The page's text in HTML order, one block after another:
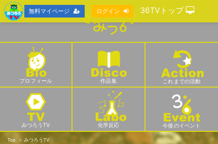
プロフィール 作品集 これまでの活動
みつろうTV 化学反応 今後のイベント
Top みつろうTV
無料マイページ ログイン 36TVトップ